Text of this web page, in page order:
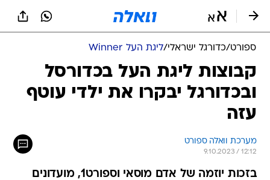
ספורט/כדורגל ישראלי/ליגת העל Winner
קבוצות ליגת העל בכדורסל
ובכדורגל יבקרו את ילדי עוטף
עזה
מערכת וואלה ספורט
9.10.2023 / 12:12
בזכות יוזמה של אדם מוסאי וספורט1, מועדונים